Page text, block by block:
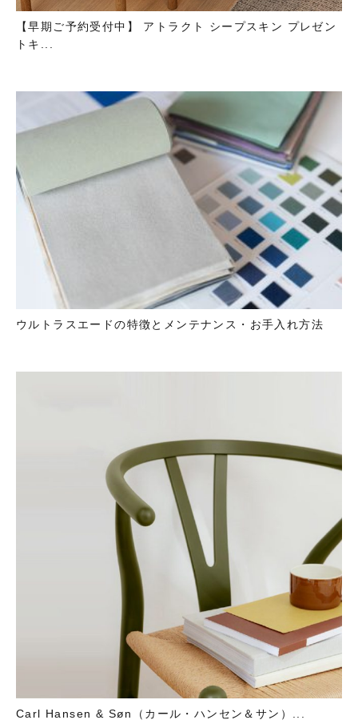
【早期ご予約受付中】 アトラクト シープスキン プレゼン
トキ...
ウルトラスエードの特徴とメンテナンス・お手入れ方法
Carl Hansen & Søn（カール・ハンセン＆サン）...